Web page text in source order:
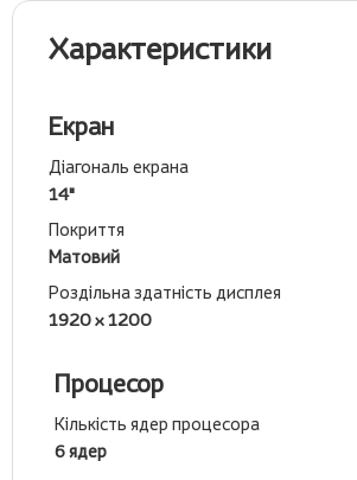
Характеристики
Екран
Діагональ екрана
14"
Покриття
Матовий
Роздільна здатність дисплея
1920 x 1200
Процесор
Кількість ядер процесора
6 ядер